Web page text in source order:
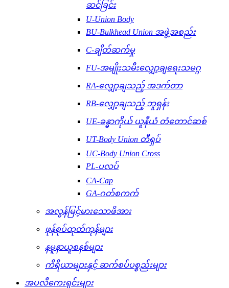
ဆင်ခြင်း
U-Union Body
BU-Bulkhead Union အဖွဲ့အစည်း
C-ချိတ်ဆက်မှု
FU-အမျိုးသမီးလျှော့ချရေးသမဂ္ဂ
RA-လျှော့ချသည့် အဒက်တာ
RB-လျှော့ချသည့် ဘူရှန်း
UE-ခန္ဓာကိုယ် ယူနီယံ တံတောင်ဆစ်
UT-Body Union တီရှပ်
UC-Body Union Cross
PL-ပလပ်
CA-Cap
GA-ဂတ်စကက်
အလွန်မြင့်မားသောဖိအား
ဖုန်စုပ်ထုတ်ကုန်များ
နမူနာယူစနစ်များ
ကိရိယာများနှင့် ဆက်စပ်ပစ္စည်းများ
အပလီကေးရှင်းများ